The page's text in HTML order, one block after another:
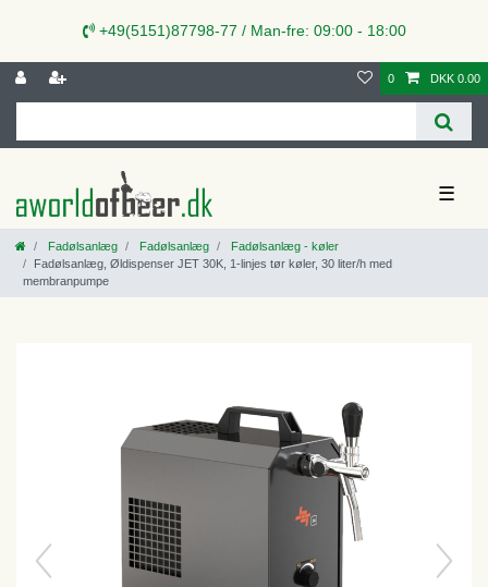
+49(5151)87798-77 / Man-fre: 09:00 - 18:00
0 DKK 0.00
☰
Fadølsanlæg Fadølsanlæg
Fadølsanlæg - køler
Fadølsanlæg, Øldispenser JET 30K, 1-linjes tør køler, 30 liter/h med
membranpumpe